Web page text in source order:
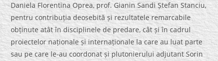
Daniela Florentina Oprea, prof. Gianin Sandi Ștefan Stanciu,
pentru contribuția deosebită și rezultatele remarcabile
obținute atât în disciplinele de predare, cât și în cadrul
proiectelor naționale și internaționale la care au luat parte
sau pe care le-au coordonat și plutonierului adjutant Sorin